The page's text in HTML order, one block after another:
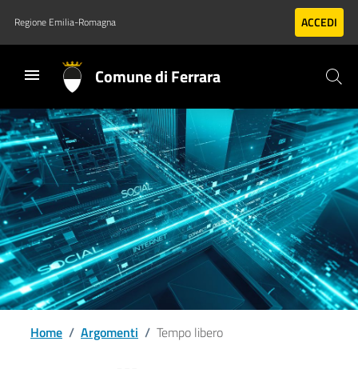
Vai al contenuto principale
Vai al footer
Regione Emilia-Romagna ACCEDI
Comune di Ferrara
Home / Argomenti / Tempo libero